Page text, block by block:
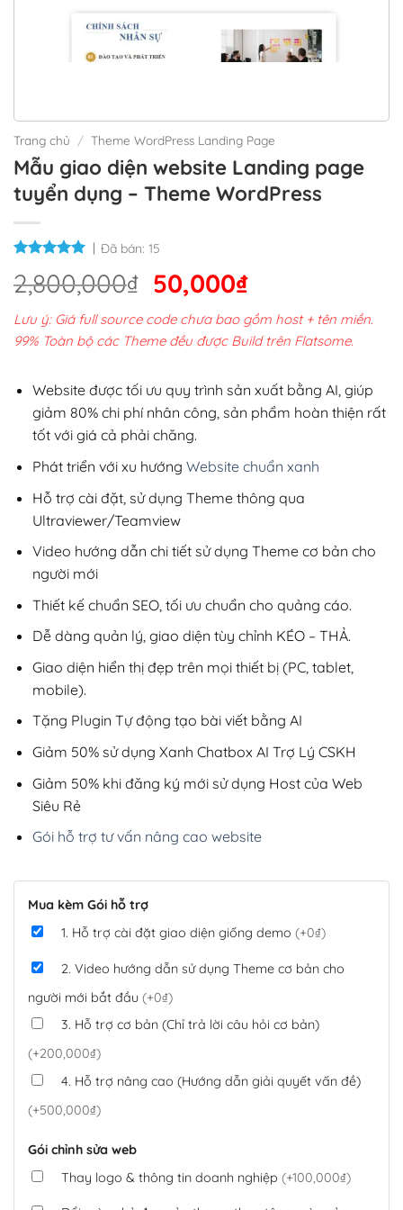
Trang chủ / Theme WordPress Landing Page
Mẫu giao diện website Landing page
tuyển dụng – Theme WordPress
Đã bán: 15
2,800,000₫ Giá
gốc
là:
2,800,000₫.
50,000₫Giá
hiện
tại
50,000₫.
Lưu ý: Giá full source code chưa bao gồm host + tên miền.
99% Toàn bộ các Theme đều được Build trên Flatsome.
Website được tối ưu quy trình sản xuất bằng AI, giúp
giảm 80% chi phí nhân công, sản phẩm hoàn thiện rất
tốt với giá cả phải chăng.
Phát triển với xu hướng Website chuẩn xanh
Hỗ trợ cài đặt, sử dụng Theme thông qua
Ultraviewer/Teamview
Video hướng dẫn chi tiết sử dụng Theme cơ bản cho
người mới
Thiết kế chuẩn SEO, tối ưu chuẩn cho quảng cáo.
Dễ dàng quản lý, giao diện tùy chỉnh KÉO – THẢ.
Giao diện hiển thị đẹp trên mọi thiết bị (PC, tablet,
mobile).
Tặng Plugin Tự động tạo bài viết bằng AI
Giảm 50% sử dụng Xanh Chatbox AI Trợ Lý CSKH
Giảm 50% khi đăng ký mới sử dụng Host của Web
Siêu Rẻ
Gói hỗ trợ tư vấn nâng cao website
Mua kèm Gói hỗ trợ
1. Hỗ trợ cài đặt giao diện giống demo (+0₫)
2. Video hướng dẫn sử dụng Theme cơ bản cho
người mới bắt đầu (+0₫)
3. Hỗ trợ cơ bản (Chỉ trả lời câu hỏi cơ bản)
(+200,000₫)
4. Hỗ trợ nâng cao (Hướng dẫn giải quyết vấn đề)
(+500,000₫)
Gói chỉnh sửa web
Thay logo & thông tin doanh nghiệp (+100,000₫)